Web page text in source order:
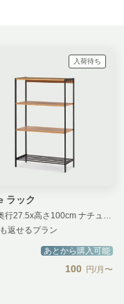
入荷待ち
ラック
幅60x奥行27.5x高さ100cm ナチュラル
返せるプラン
あとから購入可能
100 円/月〜